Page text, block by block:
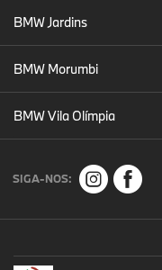
BMW Jardins
BMW Morumbi
BMW Vila Olímpia
SIGA-NOS: